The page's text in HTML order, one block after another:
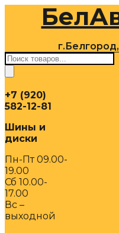
содержимому
Поиск
товаров
+7 (920)
582-12-81
Шины и
диски
Пн-Пт 09.00-
19.00
Сб 10.00-
17.00
Вс –
выходной